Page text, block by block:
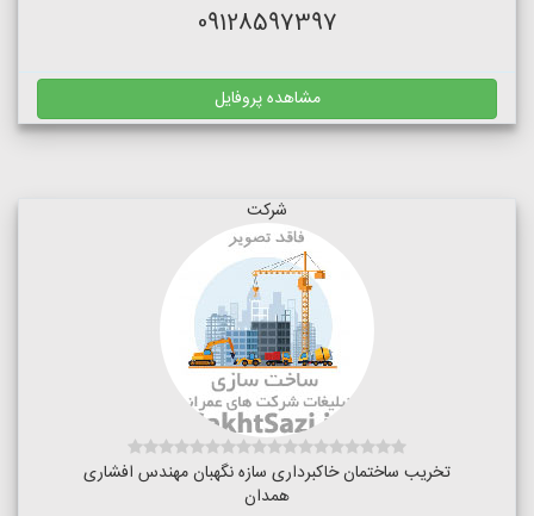
09128597397
مشاهده پروفایل
شرکت
تخریب ساختمان خاکبرداری سازه نگهبان مهندس افشاری
همدان